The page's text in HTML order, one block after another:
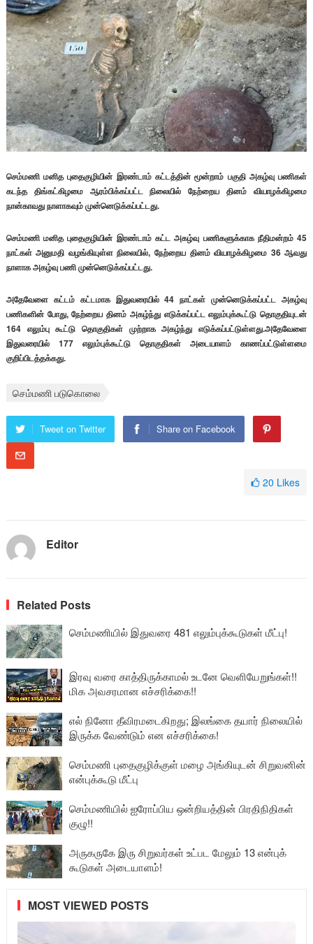
செம்மணி மனித புதைகுழியின் இரண்டாம் கட்டத்தின் மூன்றாம் பகுதி அகழ்வு பணிகள்
கடந்த திங்கட்கிழமை ஆரம்பிக்கப்பட்ட நிலையில் நேற்றைய தினம் வியாழக்கிழமை
நான்காவது நாளாகவும் முன்னெடுக்கப்பட்டது.
செம்மணி மனித புதைகுழியின் இரண்டாம் கட்ட அகழ்வு பணிகளுக்காக நீதிமன்றம் 45
நாட்கள் அனுமதி வழங்கியுள்ள நிலையில், நேற்றைய தினம் வியாழக்கிழமை 36 ஆவது
நாளாக அகழ்வு பணி முன்னெடுக்கப்பட்டது.
அதேவேளை கட்டம் கட்டமாக இதுவரையில் 44 நாட்கள் முன்னெடுக்கப்பட்ட அகழ்வு
பணிகளின் போது, நேற்றைய தினம் அகழ்ந்து எடுக்கப்பட்ட எலும்புக்கூட்டு தொகுதியுடன்
164 எலும்பு கூட்டு தொகுதிகள் முற்றாக அகழ்ந்து எடுக்கப்பட்டுள்ளது.அதேவேளை
இதுவரையில் 177 எலும்புக்கூட்டு தொகுதிகள் அடையாளம் காணப்பட்டுள்ளமை
குறிப்பிடத்தக்கது.
செம்மணி படுகொலை
Tweet on Twitter Share on Facebook
20 Likes
Editor
Related Posts
செம்மணியில் இதுவரை 481 எலும்புக்கூடுகள் மீட்பு!
இரவு வரை காத்திருக்காமல் உடனே வெளியேறுங்கள்!!
மிக அவசரமான எச்சரிக்கை!!
எல் நினோ தீவிரமடைகிறது; இலங்கை தயார் நிலையில்
இருக்க வேண்டும் என எச்சரிக்கை!
செம்மணி புதைகுழிக்குள் மழை அங்கியுடன் சிறுவனின்
என்புக்கூடு மீட்பு
செம்மணியில் ஐரோப்பிய ஒன்றியத்தின் பிரதிநிதிகள்
குழு!!
அருகருகே இரு சிறுவர்கள் உட்பட மேலும் 13 என்புக்
கூடுகள் அடையாளம்!
MOST VIEWED POSTS